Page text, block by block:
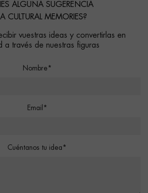
ALGUNA SUGERENCIA
CULTURAL MEMORIES?
vuestras ideas y convertirlas en
a través de nuestras figuras
Nombre*
Email*
Cuéntanos tu idea*